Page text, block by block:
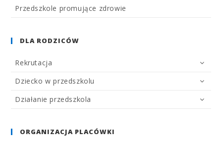
Przedszkole promujące zdrowie
DLA RODZICÓW
Rekrutacja
Dziecko w przedszkolu
Działanie przedszkola
ORGANIZACJA PLACÓWKI